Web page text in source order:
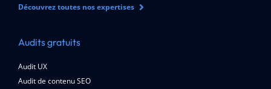
Découvrez toutes nos expertises
Audits gratuits
Audit UX
Audit de contenu SEO